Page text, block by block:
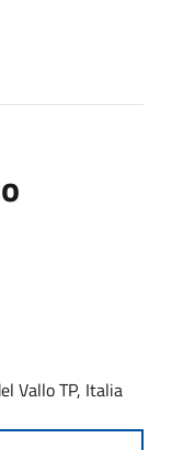
Vallo TP, Italia